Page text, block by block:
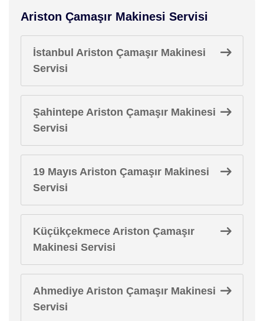
Ariston Çamaşır Makinesi Servisi
İstanbul Ariston Çamaşır Makinesi
Servisi
Şahintepe Ariston Çamaşır Makinesi
Servisi
19 Mayıs Ariston Çamaşır Makinesi
Servisi
Küçükçekmece Ariston Çamaşır
Makinesi Servisi
Ahmediye Ariston Çamaşır Makinesi
Servisi